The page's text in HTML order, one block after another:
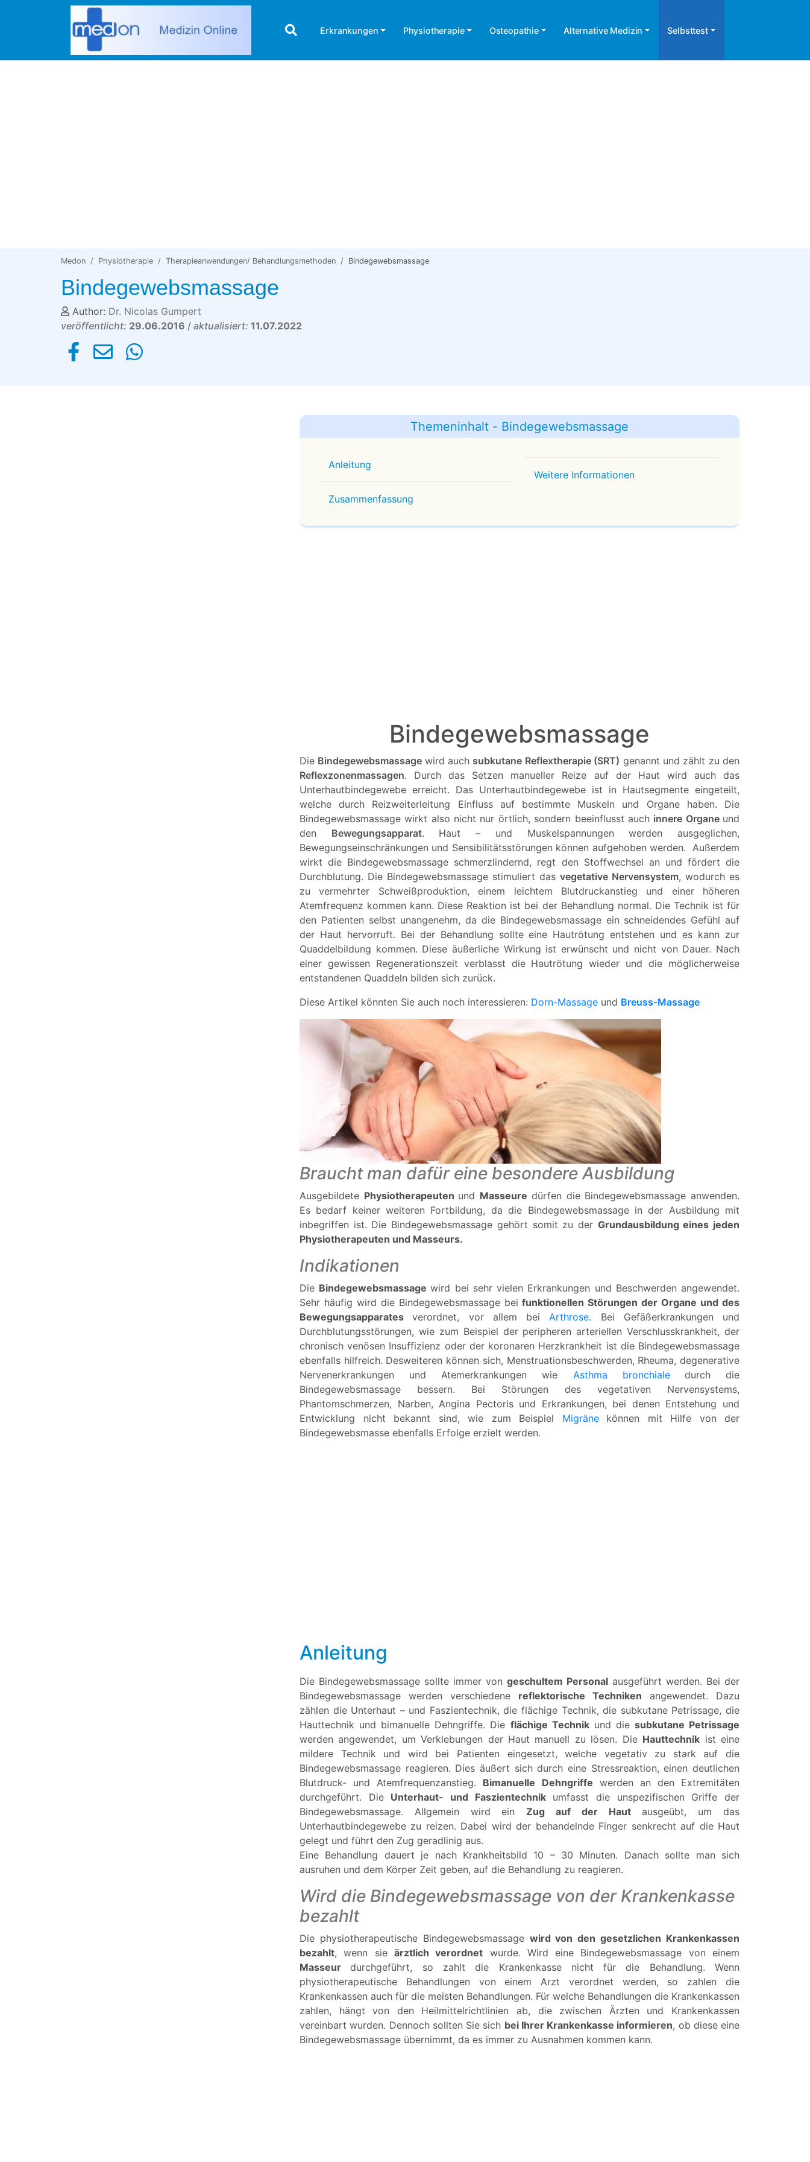
Erkrankungen Physiotherapie Osteopathie Alternative Medizin Selbsttest
Medon Physiotherapie Therapieanwendungen/ Behandlungsmethoden Bindegewebsmassage
Bindegewebsmassage
Author: Dr. Nicolas Gumpert
veröffentlicht: 29.06.2016 / aktualisiert: 11.07.2022
Themeninhalt - Bindegewebsmassage
Anleitung
Zusammenfassung
Weitere Informationen
Bindegewebsmassage
Die Bindegewebsmassage wird auch subkutane Reflextherapie (SRT) genannt und zählt zu den
Reflexzonenmassagen. Durch das Setzen manueller Reize auf der Haut wird auch das
Unterhautbindegewebe erreicht. Das Unterhautbindegewebe ist in Hautsegmente eingeteilt,
welche durch Reizweiterleitung Einfluss auf bestimmte Muskeln und Organe haben. Die
Bindegewebsmassage wirkt also nicht nur örtlich, sondern beeinflusst auch innere Organe und
den Bewegungsapparat. Haut – und Muskelspannungen werden ausgeglichen,
Bewegungseinschränkungen und Sensibilitätsstörungen können aufgehoben werden. Außerdem
wirkt die Bindegewebsmassage schmerzlindernd, regt den Stoffwechsel an und fördert die
Durchblutung. Die Bindegewebsmassage stimuliert das vegetative Nervensystem, wodurch es
zu vermehrter Schweißproduktion, einem leichtem Blutdruckanstieg und einer höheren
Atemfrequenz kommen kann. Diese Reaktion ist bei der Behandlung normal. Die Technik ist für
den Patienten selbst unangenehm, da die Bindegewebsmassage ein schneidendes Gefühl auf
der Haut hervorruft. Bei der Behandlung sollte eine Hautrötung entstehen und es kann zur
Quaddelbildung kommen. Diese äußerliche Wirkung ist erwünscht und nicht von Dauer. Nach
einer gewissen Regenerationszeit verblasst die Hautrötung wieder und die möglicherweise
entstandenen Quaddeln bilden sich zurück.
Diese Artikel könnten Sie auch noch interessieren: Dorn-Massage und Breuss-Massage
Braucht man dafür eine besondere Ausbildung
Ausgebildete Physiotherapeuten und Masseure dürfen die Bindegewebsmassage anwenden.
Es bedarf keiner weiteren Fortbildung, da die Bindegewebsmassage in der Ausbildung mit
inbegriffen ist. Die Bindegewebsmassage gehört somit zu der Grundausbildung eines jeden
Physiotherapeuten und Masseurs.
Indikationen
Die Bindegewebsmassagewird bei sehr vielen Erkrankungen und Beschwerden angewendet.
Sehr häufig wird die Bindegewebsmassage beifunktionellen Störungen der Organe und des
Bewegungsapparatesverordnet, vor allem beiArthrose. Bei Gefäßerkrankungen und
Durchblutungsstörungen, wie zum Beispiel der peripheren arteriellen Verschlusskrankheit, der
chronisch venösen Insuffizienz oder der koronaren Herzkrankheit ist die Bindegewebsmassage
ebenfalls hilfreich. Desweiteren können sich, Menstruationsbeschwerden, Rheuma, degenerative
Nervenerkrankungen und Atemerkrankungen wie Asthma bronchiale
durch die
Bindegewebsmassage bessern. Bei Störungen des vegetativen Nervensystems,
Phantomschmerzen, Narben, Angina Pectoris und Erkrankungen, bei denen Entstehung und
Entwicklung nicht bekannt sind, wie zum Beispiel Migräne
können mit Hilfe von der
Bindegewebsmasse ebenfalls Erfolge erzielt werden.
Anleitung
Die Bindegewebsmassage sollte immer von geschultem Personal ausgeführt werden. Bei der
Bindegewebsmassage werden verschiedene reflektorische Techniken angewendet. Dazu
zählen die Unterhaut – und Faszientechnik, die flächige Technik, die subkutane Petrissage, die
Hauttechnik und bimanuelle Dehngriffe. Die flächige Technikund die subkutane Petrissage
werden angewendet, um Verklebungen der Haut manuell zu lösen. Die Hauttechnik ist eine
mildere Technik und wird bei Patienten eingesetzt, welche vegetativ zu stark auf die
Bindegewebsmassage reagieren. Dies äußert sich durch eine Stressreaktion, einen deutlichen
Blutdruck- und Atemfrequenzanstieg. Bimanuelle Dehngriffe werden an den Extremitäten
durchgeführt. Die Unterhaut- und Faszientechnikumfasst die unspezifischen Griffe der
Bindegewebsmassage. Allgemein wird einZug auf der Hautausgeübt, um das
Unterhautbindegewebe zu reizen. Dabei wird der behandelnde Finger senkrecht auf die Haut
gelegt und führt den Zug geradlinig aus.
Eine Behandlung dauert je nach Krankheitsbild 10 – 30 Minuten. Danach sollte man sich
ausruhen und dem Körper Zeit geben, auf die Behandlung zu reagieren.
Wird die Bindegewebsmassage von der Krankenkasse
bezahlt
Die physiotherapeutische Bindegewebsmassage wird von den gesetzlichen Krankenkassen
bezahlt, wenn sie ärztlich verordnet wurde. Wird eine Bindegewebsmassage von einem
Masseurdurchgeführt, so zahlt die Krankenkasse nicht für die Behandlung. Wenn
physiotherapeutische Behandlungen von einem Arzt verordnet werden, so zahlen die
Krankenkassen auch für die meisten Behandlungen. Für welche Behandlungen die Krankenkassen
zahlen, hängt von den Heilmittelrichtlinien ab, die zwischen Ärzten und Krankenkassen
vereinbart wurden. Dennoch sollten Sie sich bei Ihrer Krankenkasse informieren, ob diese eine
Bindegewebsmassage übernimmt, da es immer zu Ausnahmen kommen kann.